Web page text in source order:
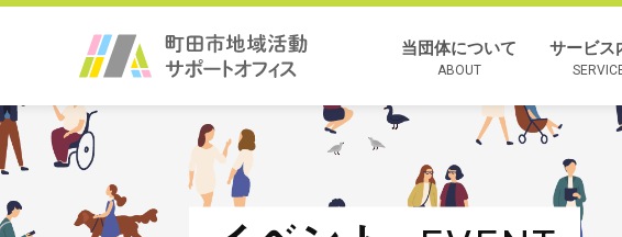
当団体について
ABOUT
サービス